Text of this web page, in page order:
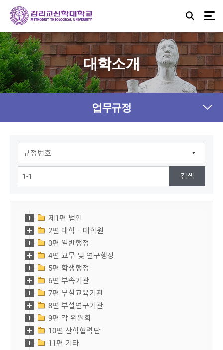
대학소개
업무규정
제1편 법인
2편 대학ㆍ대학원
3편 일반행정
4편 교무 및 연구행정
5편 학생행정
6편 부속기관
7편 부설교육기관
8편 부설연구기관
9편 각 위원회
10편 산학협력단
11편 기타